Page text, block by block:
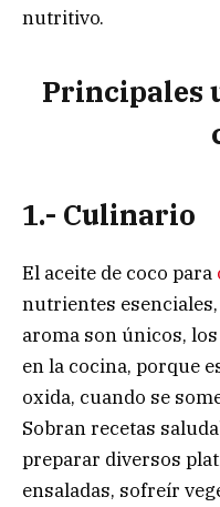
nutritivo.
Principales
1.- Culinario
El aceite de coco para
nutrientes
aroma son únicos,
en la cocina, porque
oxida, cuando se
Sobran recetas
preparar diversos
ensaladas, sofreír